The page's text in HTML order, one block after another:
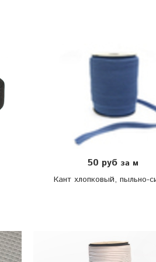
50 руб за м
Кант хлопковый, пыльно-